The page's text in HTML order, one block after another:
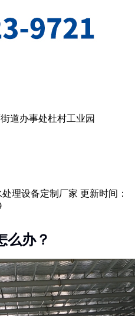
道办事处杜村工业园
理设备定制厂家 更新时间：
么办？